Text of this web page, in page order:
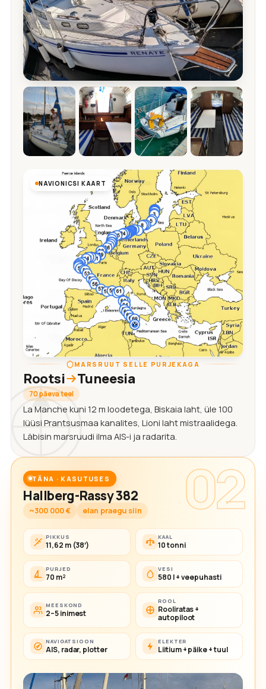
NAVIONICSI KAART
MARSRUUT SELLE PURJEKAGA
Rootsi Tuneesia
70 päeva teel
La Manche kuni 12 m loodetega, Biskaia laht, üle 100
lüüsi Prantsusmaa kanalites, Lioni laht mistraalidega.
Läbisin marsruudi ilma AIS-i ja radarita.
02
TÄNA · KASUTUSES
Hallberg-Rassy 382
~300 000 € elan praegu siin
PIKKUS
11,62 m (38′)
KAAL
10 tonni
PURJED
70 m²
VESI
580 l + veepuhasti
MEESKOND
2–5 inimest
ROOL
Rooliratas +
autopiloot
NAVIGATSIOON
AIS, radar, plotter
ELEKTER
Liitium + päike + tuul